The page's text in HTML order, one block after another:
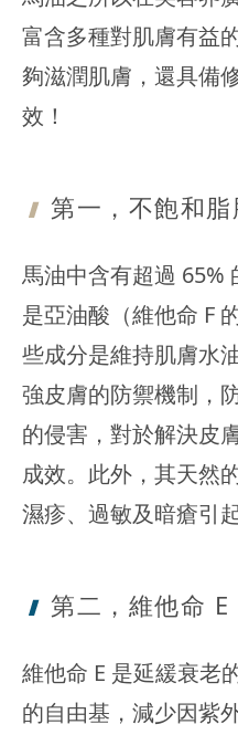
富含多種對肌膚有益
夠滋潤肌膚，還具備
效！
第一，不飽和
馬油中含有超過 65%
是亞油酸（維他命 F
些成分是維持肌膚水
強皮膚的防禦機制，
的侵害，對於解決皮
成效。此外，其天然
濕疹、過敏及暗瘡引
第二，維他命
維他命 E 是延緩衰老
的自由基，減少因紫